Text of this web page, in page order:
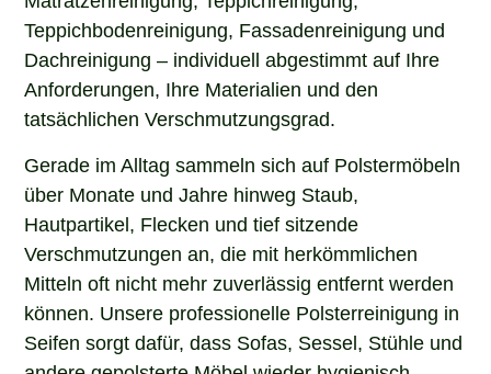
Teppichbodenreinigung, Fassadenreinigung und
Dachreinigung – individuell abgestimmt auf Ihre
Anforderungen, Ihre Materialien und den
tatsächlichen Verschmutzungsgrad.
Gerade im Alltag sammeln sich auf Polstermöbeln
über Monate und Jahre hinweg Staub,
Hautpartikel, Flecken und tief sitzende
Verschmutzungen an, die mit herkömmlichen
Mitteln oft nicht mehr zuverlässig entfernt werden
können. Unsere professionelle Polsterreinigung in
Seifen sorgt dafür, dass Sofas, Sessel, Stühle und